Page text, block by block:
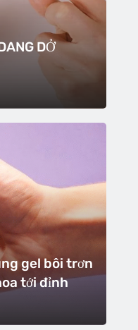
DỞ
gel bôi trơn
tới đỉnh